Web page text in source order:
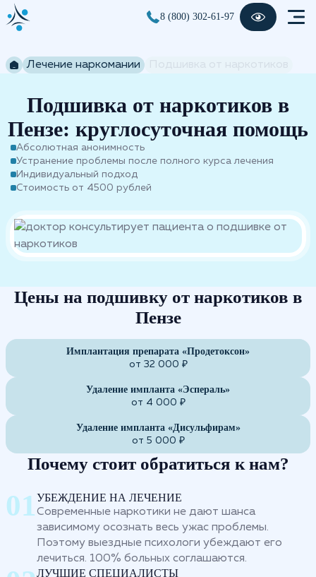
8 (800) 302-61-97
Лечение наркомании
Подшивка от наркотиков в
Пензе: круглосуточная помощь
Абсолютная анонимность
Устранение проблемы после полного курса лечения
Индивидуальный подход
Стоимость от 4500 рублей
Цены на подшивку от наркотиков в
Пензе
Имплантация препарата «Продетоксон»
от 32 000 ₽
Удаление импланта «Эспераль»
от 4 000 ₽
Удаление импланта «Дисульфирам»
от 5 000 ₽
Почему стоит обратиться к нам?
УБЕЖДЕНИЕ НА ЛЕЧЕНИЕ
Современные наркотики не дают шанса
зависимому осознать весь ужас проблемы.
Поэтому выездные психологи убеждают его
лечиться. 100% больных соглашаются.
ЛУЧШИЕ СПЕЦИАЛИСТЫ